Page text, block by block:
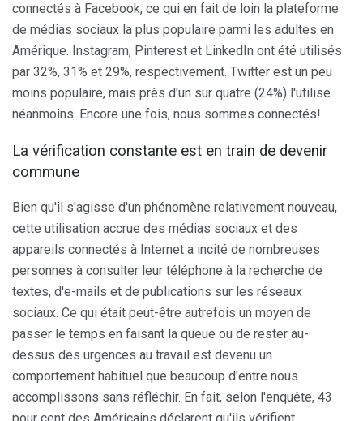
connectés à Facebook, ce qui en fait de loin la plateforme
de médias sociaux la plus populaire parmi les adultes en
Amérique. Instagram, Pinterest et LinkedIn ont été utilisés
par 32%, 31% et 29%, respectivement. Twitter est un peu
moins populaire, mais près d'un sur quatre (24%) l'utilise
néanmoins. Encore une fois, nous sommes connectés!
La vérification constante est en train de devenir
commune
Bien qu'il s'agisse d'un phénomène relativement nouveau,
cette utilisation accrue des médias sociaux et des
appareils connectés à Internet a incité de nombreuses
personnes à consulter leur téléphone à la recherche de
textes, d'e-mails et de publications sur les réseaux
sociaux. Ce qui était peut-être autrefois un moyen de
passer le temps en faisant la queue ou de rester au-
dessus des urgences au travail est devenu un
comportement habituel que beaucoup d'entre nous
accomplissons sans réfléchir. En fait, selon l'enquête, 43